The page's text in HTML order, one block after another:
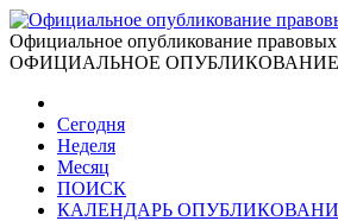
Официальное опубликование правовых
ОФИЦИАЛЬНОЕ ОПУБЛИКОВАНИЕ
Сегодня
Неделя
Месяц
ПОИСК
КАЛЕНДАРЬ